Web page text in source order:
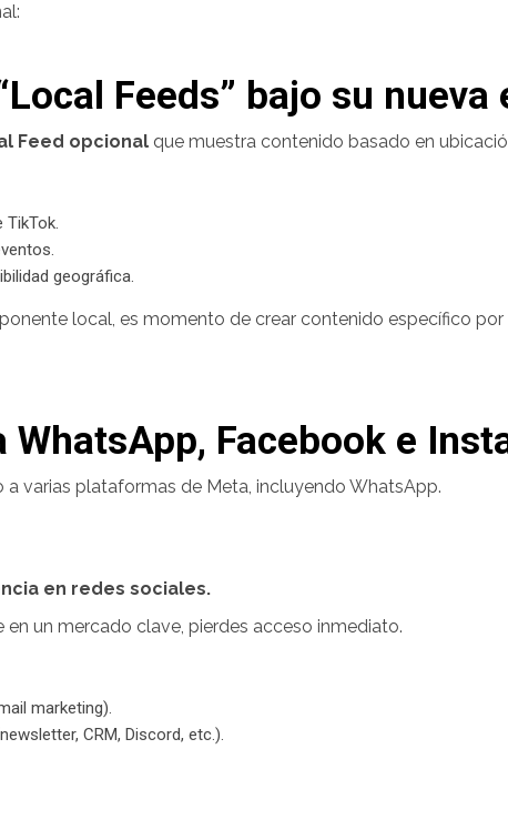
Feeds” bajo su nueva
Feed opcional que muestra contenido basado en
TikTok.
geográfica.
local, es momento de crear contenido específico por
WhatsApp, Facebook e
a varias plataformas de Meta, incluyendo WhatsApp.
en redes sociales.
un mercado clave, pierdes acceso inmediato.
marketing).
CRM, Discord, etc.).